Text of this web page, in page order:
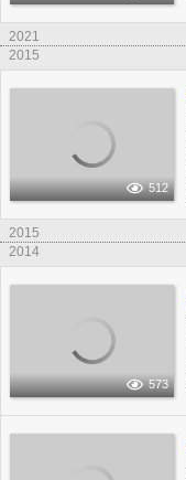
2021
2015
512
2015
2014
573